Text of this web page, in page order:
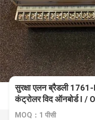
सुरक्षा एलन ब्रैडली
कंट्रोलर विद ऑनबोर्ड I / O
MOQ：1 पीसी